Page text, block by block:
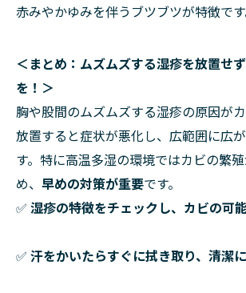
赤みやかゆみを伴うブツブツが特徴です
＜まとめ：ムズムズする湿疹を放置せ
を！＞
胸や股間のムズムズする湿疹の原因がカ
放置すると症状が悪化し、広範囲に広
す。特に高温多湿の環境ではカビの繁
め、 早めの対策が重要です。
✅ 湿疹の特徴をチェックし、カビの可
✅ 汗をかいたらすぐに拭き取り、清潔